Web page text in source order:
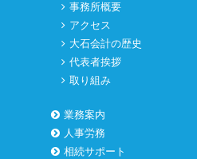
事務所概要
アクセス
大石会計の歴史
代表者挨拶
取り組み
業務案内
人事労務
相続サポート